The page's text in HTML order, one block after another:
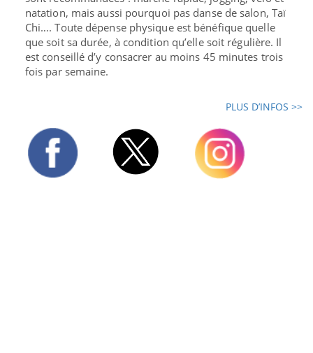
natation, mais aussi pourquoi pas danse de salon, Taï
Chi…. Toute dépense physique est bénéfique quelle
que soit sa durée, à condition qu’elle soit régulière. Il
est conseillé d’y consacrer au moins 45 minutes trois
fois par semaine.
PLUS D’INFOS >>